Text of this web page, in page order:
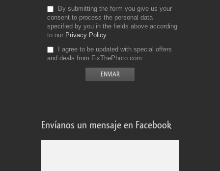
By submitting the form you give us your
consent to process the personal data
specified by you in the fields above according
to our Privacy Policy
I agree to be updated with special offers
and deals from FixThePhoto.com
Envíanos un mensaje en Facebook